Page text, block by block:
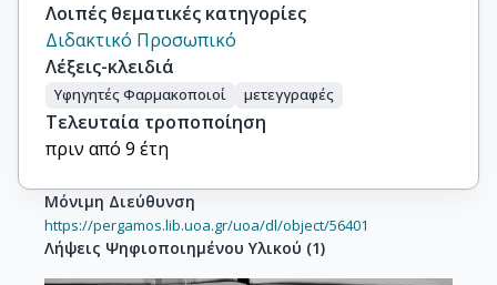
Λοιπές θεματικές κατηγορίες
Διδακτικό Προσωπικό
Λέξεις-κλειδιά
Υφηγητές Φαρμακοποιοί μετεγγραφές
Τελευταία τροποποίηση
πριν από 9 έτη
Μόνιμη Διεύθυνση
https://pergamos.lib.uoa.gr/uoa/dl/object/56401
Λήψεις Ψηφιοποιημένου Υλικού (1)